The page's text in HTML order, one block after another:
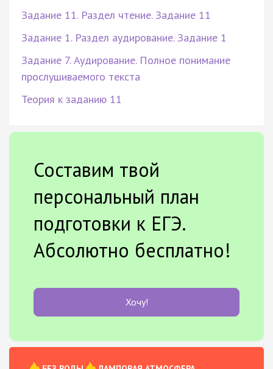
Задание 11. Раздел чтение. Задание 11
Задание 1. Раздел аудирование. Задание 1
Задание 7. Аудирование. Полное понимание
прослушиваемого текста
Теория к заданию 11
Составим твой
персональный план
подготовки к ЕГЭ.
Абсолютно бесплатно!
Хочу!